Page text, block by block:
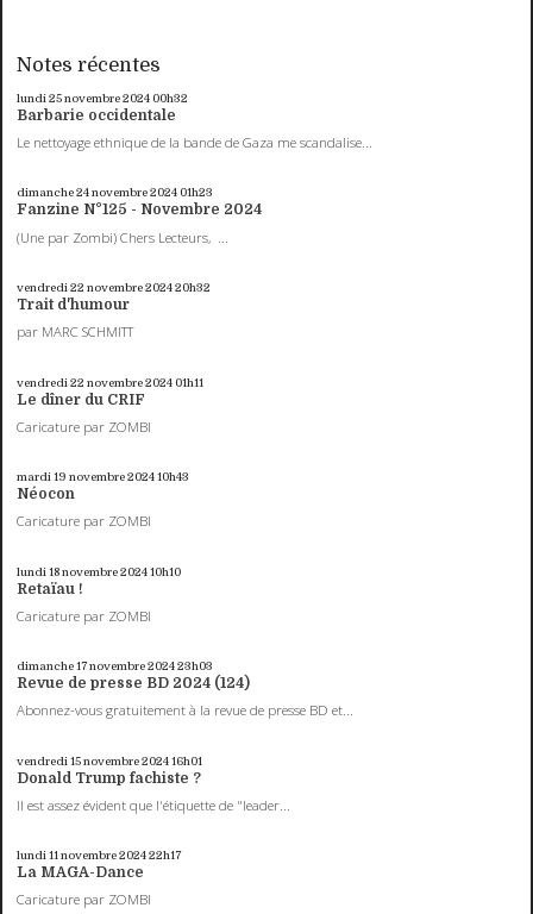
Notes récentes
lundi 25novembre 2024 00h32
Barbarie occidentale
Le nettoyage ethnique de la bande de Gaza me scandalise...
dimanche 24novembre 2024 01h23
Fanzine N°125 - Novembre 2024
(Une par Zombi) Chers Lecteurs, ...
vendredi 22 novembre 202420h32
Trait d'humour
par MARC SCHMITT
vendredi 22 novembre 2024 01h11
Le dîner du CRIF
Caricature par ZOMBI
mardi 19 novembre 202410h43
Néocon
Caricature par ZOMBI
lundi 18novembre 202410h10
Retaïau !
Caricature par ZOMBI
dimanche 17novembre 202423h03
Revue de presse BD 2024 (124)
Abonnez-vous gratuitement à la revue de presse BD et...
vendredi 15novembre 202416h01
Donald Trump fachiste ?
Il est assez évident que l'étiquette de "leader...
lundi 11novembre 202422h17
La MAGA-Dance
Caricature par ZOMBI